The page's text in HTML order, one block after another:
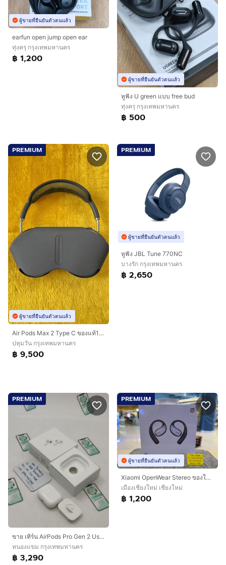
ผู้ขายที่ยืนยันตัวตนแล้ว
earfun open jump open ear
ทุ่งครุ กรุงเทพมหานคร
฿ 1,200
ผู้ขายที่ยืนยันตัวตนแล้ว
หูฟัง U green แบบ free bud
ทุ่งครุ กรุงเทพมหานคร
฿ 500
PREMIUM
ผู้ขายที่ยืนยันตัวตนแล้ว
Air Pods Max 2 Type C ของแท้100%
ปทุมวัน กรุงเทพมหานคร
฿ 9,500
PREMIUM
ผู้ขายที่ยืนยันตัวตนแล้ว
หูฟัง JBL Tune 770NC
บางรัก กรุงเทพมหานคร
฿ 2,650
PREMIUM
ขาย เทิร์น AirPods Pro Gen 2 Usb-C ศูนย์ไทย อุปกรณ์ครบยกกล่อง ขาดสายชาร์จ ใช้งานปกติ เพียง 3,290 บาท เท่านั้น ครับ
หนองแขม กรุงเทพมหานคร
฿ 3,290
PREMIUM
ผู้ขายที่ยืนยันตัวตนแล้ว
Xiaomi OpenWear Stereo ของใหม่ มือ1 ประกันศูนย์ไทย
เมืองเชียงใหม่ เชียงใหม่
฿ 1,200